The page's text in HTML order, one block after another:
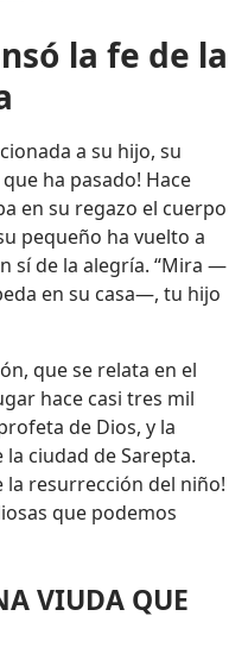
la fe de la
a su hijo, su
ha pasado! Hace
en su regazo el cuerpo
pequeño ha vuelto a
sí de la alegría. “Mira —
en su casa—, tu hijo
que se relata en el
hace casi tres mil
de Dios, y la
ciudad de Sarepta.
la resurrección del niño!
que podemos
VIUDA QUE